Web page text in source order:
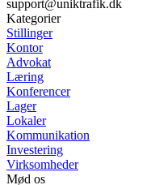
support@uniktrafik.dk
Kategorier
Stillinger
Kontor
Advokat
Læring
Konferencer
Lager
Lokaler
Kommunikation
Investering
Virksomheder
Mød os